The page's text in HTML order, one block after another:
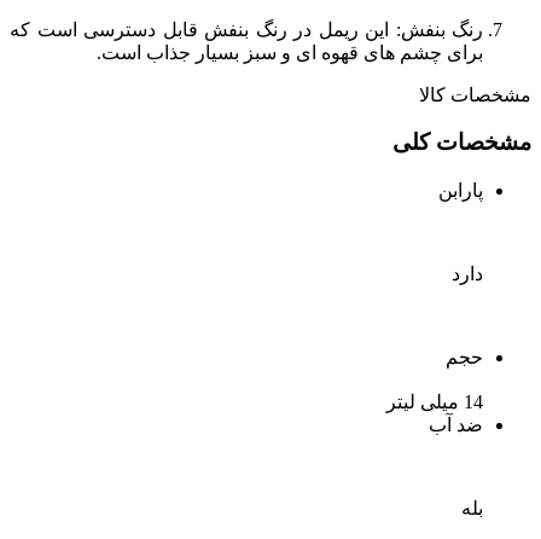
رنگ بنفش: این ریمل در رنگ بنفش قابل دسترسی است که
برای چشم های قهوه ای و سبز بسیار جذاب است.
مشخصات کالا
مشخصات کلی
پارابن
دارد
حجم
14 میلی لیتر
ضد آب
بله